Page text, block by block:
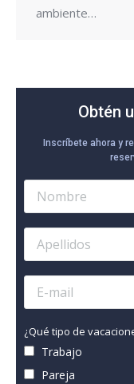
ambiente…
Obtén
Inscríbete ahora y
¿Qué tipo de
Trabajo
Pareja